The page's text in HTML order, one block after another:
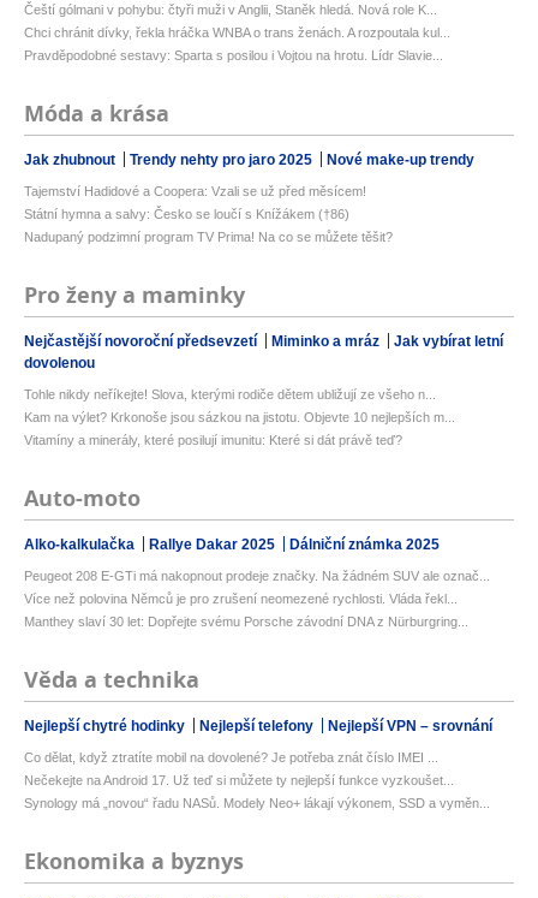
Čeští gólmani v pohybu: čtyři muži v Anglii, Staněk hledá. Nová role K...
Chci chránit dívky, řekla hráčka WNBA o trans ženách. A rozpoutala kul...
Pravděpodobné sestavy: Sparta s posilou i Vojtou na hrotu. Lídr Slavie...
Móda a krása
Jak zhubnout Trendy nehty pro jaro 2025 Nové make-up trendy
Tajemství Hadidové a Coopera: Vzali se už před měsícem!
Státní hymna a salvy: Česko se loučí s Knížákem (†86)
Nadupaný podzimní program TV Prima! Na co se můžete těšit?
Pro ženy a maminky
Nejčastější novoroční předsevzetí Miminko a mráz
Jak vybírat letní
dovolenou
Tohle nikdy neříkejte! Slova, kterými rodiče dětem ubližují ze všeho n...
Kam na výlet? Krkonoše jsou sázkou na jistotu. Objevte 10 nejlepších m...
Vitamíny a minerály, které posilují imunitu: Které si dát právě teď?
Auto-moto
Alko-kalkulačka Rallye Dakar 2025 Dálniční známka 2025
Peugeot 208 E-GTi má nakopnout prodeje značky. Na žádném SUV ale označ...
Více než polovina Němců je pro zrušení neomezené rychlosti. Vláda řekl...
Manthey slaví 30 let: Dopřejte svému Porsche závodní DNA z Nürburgring...
Věda a technika
Nejlepší chytré hodinky Nejlepší telefony Nejlepší VPN – srovnání
Co dělat, když ztratíte mobil na dovolené? Je potřeba znát číslo IMEI ...
Nečekejte na Android 17. Už teď si můžete ty nejlepší funkce vyzkoušet...
Synology má „novou“ řadu NASů. Modely Neo+ lákají výkonem, SSD a vyměn...
Ekonomika a byznys